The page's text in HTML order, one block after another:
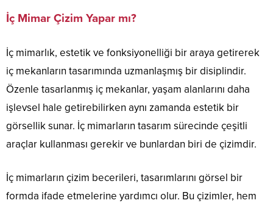
İç Mimar Çizim Yapar mı?
İç mimarlık, estetik ve fonksiyonelliği bir araya getirerek
iç mekanların tasarımında uzmanlaşmış bir disiplindir.
Özenle tasarlanmış iç mekanlar, yaşam alanlarını daha
işlevsel hale getirebilirken aynı zamanda estetik bir
görsellik sunar. İç mimarların tasarım sürecinde çeşitli
araçlar kullanması gerekir ve bunlardan biri de çizimdir.
İç mimarların çizim becerileri, tasarımlarını görsel bir
formda ifade etmelerine yardımcı olur. Bu çizimler, hem